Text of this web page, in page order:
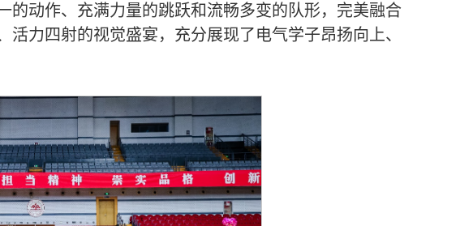
的动作、充满力量的跳跃和流畅多变的队形，完美融合
力四射的视觉盛宴，充分展现了电气学子昂扬向上、